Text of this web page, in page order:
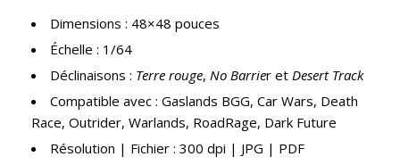
Dimensions : 48×48 pouces
Échelle : 1/64
Déclinaisons : Terre rouge, No Barrier et Desert Track
Compatible avec : Gaslands BGG, Car Wars, Death
Race, Outrider, Warlands, RoadRage, Dark Future
Résolution | Fichier : 300 dpi | JPG | PDF